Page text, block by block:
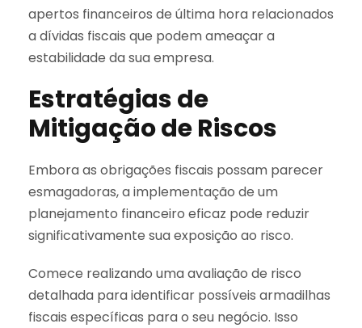
apertos financeiros de última hora relacionados
a dívidas fiscais que podem ameaçar a
estabilidade da sua empresa.
Estratégias de
Mitigação de Riscos
Embora as obrigações fiscais possam parecer
esmagadoras, a implementação de um
planejamento financeiro eficaz pode reduzir
significativamente sua exposição ao risco.
Comece realizando uma avaliação de risco
detalhada para identificar possíveis armadilhas
fiscais específicas para o seu negócio. Isso